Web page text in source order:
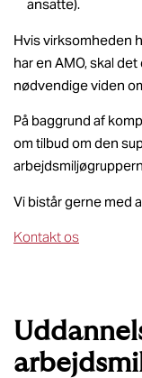
ansatte).
Hvis virksomheden
har en AMO, skal
nødvendige viden
På baggrund af
om tilbud om den
Vi bistår gerne med
Kontakt os